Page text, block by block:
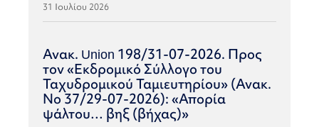
31 Ιουλίου 2026
Ανακ. Union 198/31-07-2026. Προς
τον «Εκδρομικό Σύλλογο του
Ταχυδρομικού Ταμιευτηρίου» (Ανακ.
Νο 37/29-07-2026): «Απορία
ψάλτου… βηξ (βήχας)»